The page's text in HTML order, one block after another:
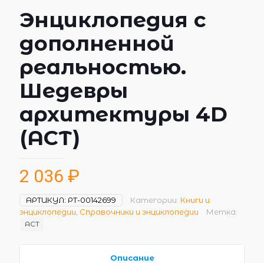
Энциклопедия с
дополненной
реальностью.
Шедевры
архитектуры 4D
(АСТ)
2 036 ₽
АРТИКУЛ: РТ-00142699 Категории: Книги и
энциклопедии Справочники и энциклопедии Метка:
АСТ
Описание